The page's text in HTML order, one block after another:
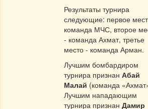
Результаты турнира
следующие: первое
команда МЧС, второе
- команда Ахмат, третье
место - команда Арман.
Лучшим бомбардиром
турнира признан Абай
Малай (команда
Лучшим нападающим
турнира признан Дамир